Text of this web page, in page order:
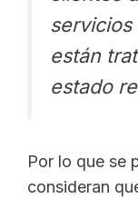
están
estado
Por lo que se
consideran